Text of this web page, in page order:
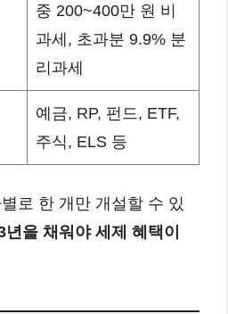
중 200~400만 원 비
과세, 초과분 9.9% 분
리과세
예금, RP, 펀드, ETF,
주식, ELS 등
로 한 개만 개설할 수 있
을 채워야 세제 혜택이